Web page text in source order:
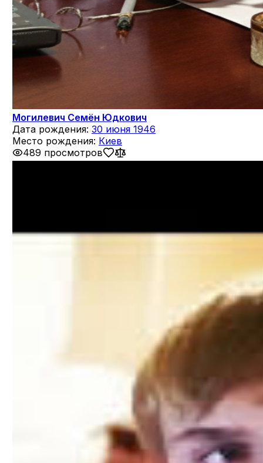
Могилевич Семён Юдкович
Дата рождения: 30 июня 1946
Место рождения: Киев
489 просмотров